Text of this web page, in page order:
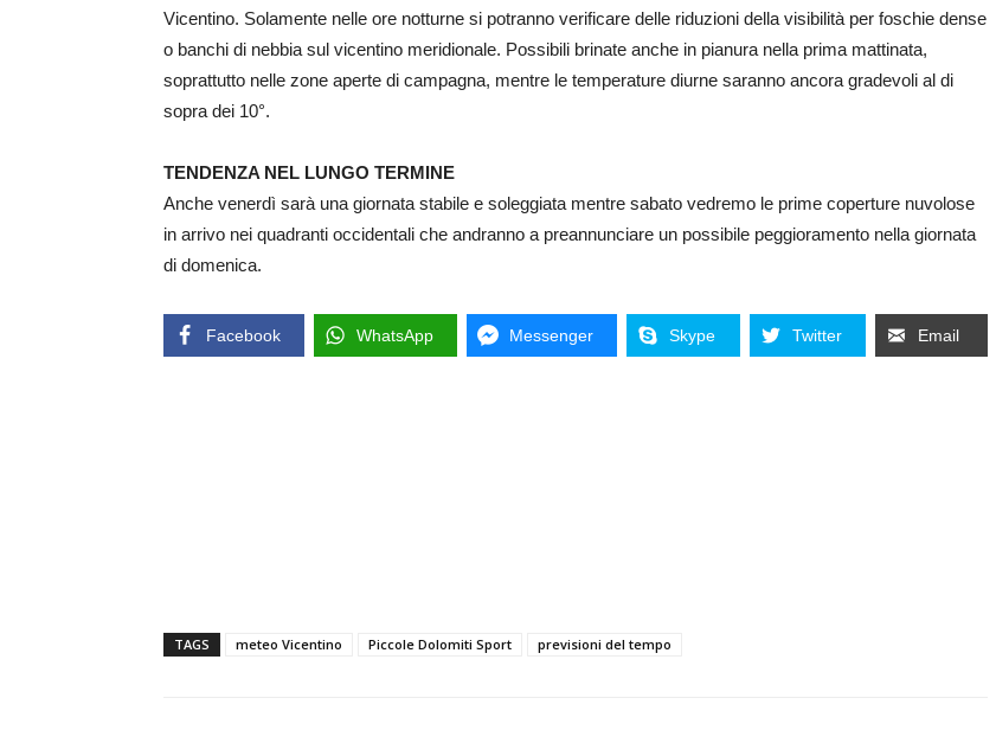
Vicentino. Solamente nelle ore notturne si potranno verificare delle riduzioni della visibilità per foschie dense
o banchi di nebbia sul vicentino meridionale. Possibili brinate anche in pianura nella prima mattinata,
soprattutto nelle zone aperte di campagna, mentre le temperature diurne saranno ancora gradevoli al di
sopra dei 10°.
TENDENZA NEL LUNGO TERMINE
Anche venerdì sarà una giornata stabile e soleggiata mentre sabato vedremo le prime coperture nuvolose
in arrivo nei quadranti occidentali che andranno a preannunciare un possibile peggioramento nella giornata
di domenica.
Facebook WhatsApp Messenger Skype Twitter Email
TAGS meteo Vicentino Piccole Dolomiti Sport previsioni del tempo